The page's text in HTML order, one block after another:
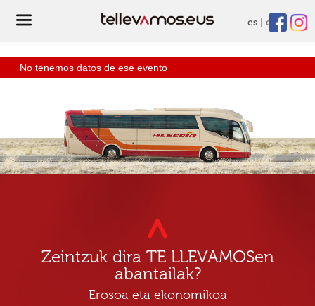
es eu
No tenemos datos de ese evento
Zeintzuk dira TE LLEVAMOSen
abantailak?
Erosoa eta ekonomikoa